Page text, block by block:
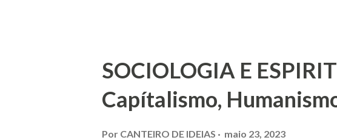
SOCIOLOGIA E
Capítalismo,
Por CANTEIRO DE IDEIAS maio 23, 2023